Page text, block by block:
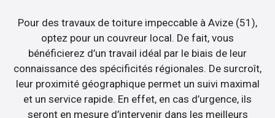
Pour des travaux de toiture impeccable à Avize (51),
optez pour un couvreur local. De fait, vous
bénéficierez d’un travail idéal par le biais de leur
connaissance des spécificités régionales. De surcroît,
leur proximité géographique permet un suivi maximal
et un service rapide. En effet, en cas d’urgence, ils
seront en mesure d’intervenir dans les meilleurs